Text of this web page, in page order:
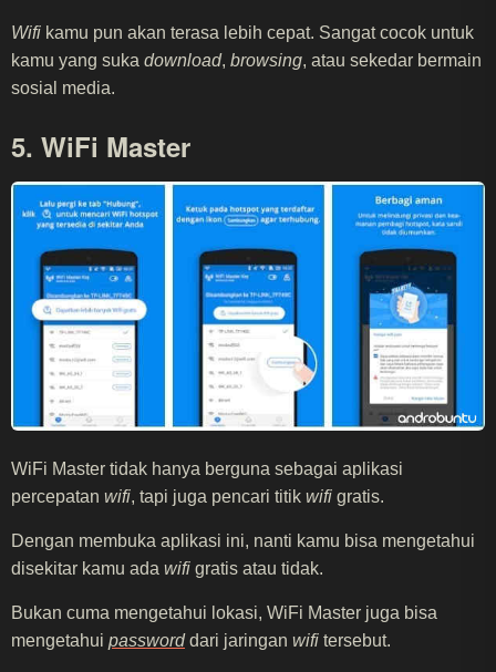
Wifi kamu pun akan terasa lebih cepat. Sangat cocok untuk
kamu yang suka download, browsing, atau sekedar bermain
sosial media.
5. WiFi Master
WiFi Master tidak hanya berguna sebagai aplikasi
percepatan wifi, tapi juga pencari titik wifi gratis.
Dengan membuka aplikasi ini, nanti kamu bisa mengetahui
disekitar kamu ada wifi gratis atau tidak.
Bukan cuma mengetahui lokasi, WiFi Master juga bisa
mengetahui passworddari jaringan wifi tersebut.